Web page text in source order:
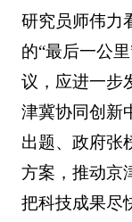
研究员师伟力
的“最后一公
议，应进一步
津冀协同创新
出题、政府张
方案，推动京
把科技成果尽